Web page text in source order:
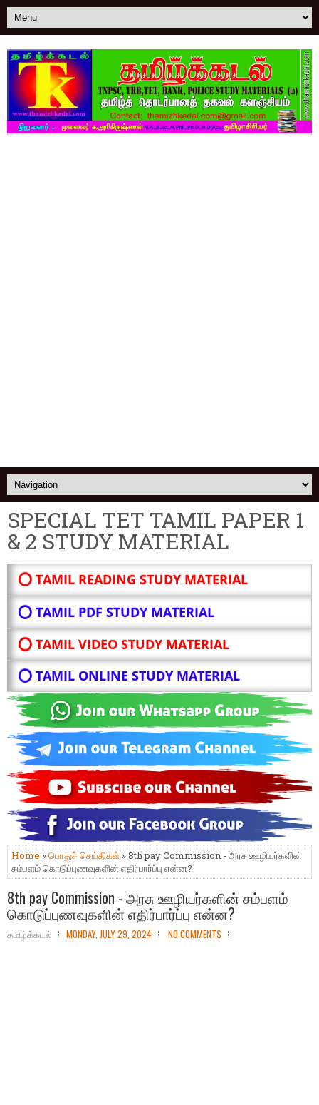
SPECIAL TET TAMIL PAPER 1
& 2 STUDY MATERIAL
⭕ TAMIL READING STUDY MATERIAL
⭕ TAMIL PDF STUDY MATERIAL
⭕ TAMIL VIDEO STUDY MATERIAL
⭕ TAMIL ONLINE STUDY MATERIAL
Home »பொதுச் செய்திகள் » 8th pay Commission - அரசு ஊழியர்களின்
சம்பளம் கொடுப்புணவுகளின் எதிர்பார்ப்பு என்ன?
8th pay Commission - அரசு ஊழியர்களின் சம்பளம்
கொடுப்புணவுகளின் எதிர்பார்ப்பு என்ன?
தமிழ்க்கடல் MONDAY, JULY 29, 2024 NO COMMENTS